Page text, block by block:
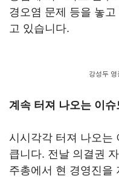
경오염 문제 등을 놓고
고 있습니다.
강성두
계속 터져 나오는 이슈
시시각각 터져 나오는
큽니다. 전날 의결권
주총에서 현 경영진을